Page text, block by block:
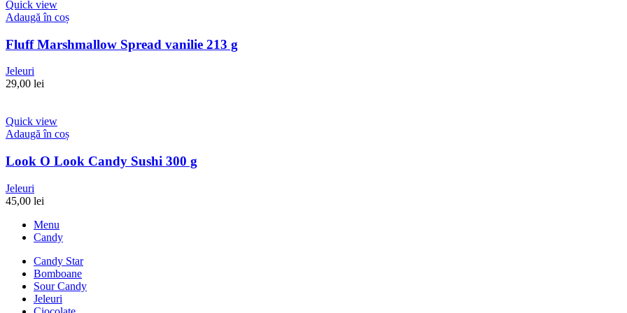
Quick view
Adaugă în coș
Fluff Marshmallow Spread vanilie 213 g
Jeleuri
29,00 lei
Quick view
Adaugă în coș
Look O Look Candy Sushi 300 g
Jeleuri
45,00 lei
Menu
Candy
Candy Star
Bomboane
Sour Candy
Jeleuri